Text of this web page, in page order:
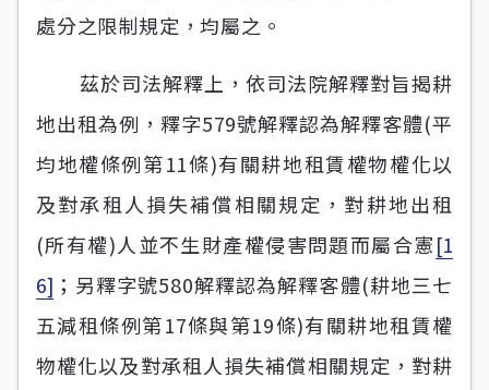
處分之限制規定，均屬之。
茲於司法解釋上，依司法院解釋對旨揭耕
地出租為例，釋字579號解釋認為解釋客體(平
均地權條例第11條)有關耕地租賃權物權化以
及對承租人損失補償相關規定，對耕地出租
(所有權)人並不生財產權侵害問題而屬合憲[1
6] ；另釋字號580解釋認為解釋客體(耕地三七
五減租條例第17條與第19條)有關耕地租賃權
物權化以及對承租人損失補償相關規定，對耕